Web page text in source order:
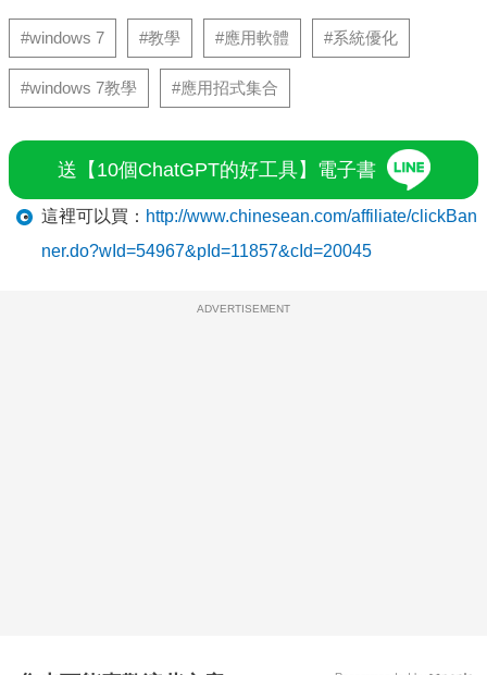
#windows 7 #教學 #應用軟體 #系統優化
#windows 7教學 #應用招式集合
送【10個ChatGPT的好工具】電子書
這裡可以買： http://www.chinesean.com/affiliate/clickBan
ner.do?wId=54967&pId=11857&cId=20045
ADVERTISEMENT